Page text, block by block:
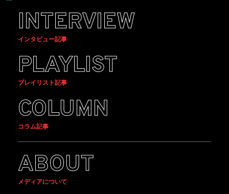
INTERVIEW
インタビュー記事
PLAYLIST
プレイリスト記事
COLUMN
コラム記事
ABOUT
メディアについて